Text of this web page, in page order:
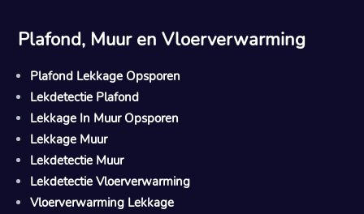
Plafond, Muur en Vloerverwarming
Plafond Lekkage Opsporen
Lekdetectie Plafond
Lekkage In Muur Opsporen
Lekkage Muur
Lekdetectie Muur
Lekdetectie Vloerverwarming
Vloerverwarming Lekkage